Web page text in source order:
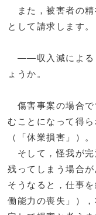
また，被害者の精
として請求します。
――収入減による
ょうか。
傷害事案の場合で
むことになって得
（「休業損害」）。
そして，怪我が完
残ってしまう場合が
そうなると，仕事
働能力の喪失」）